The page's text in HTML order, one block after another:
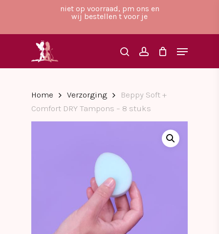
content
niet op voorraad, pm ons en
wij bestellen t voor je
searchaccount
Menu
Home Verzorging
Beppy Soft +
Comfort DRY Tampons – 8 stuks